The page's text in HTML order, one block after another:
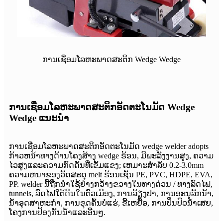
ການເຊື່ອມໂລຫະພາດສະຕິກ Wedge Wedge
ການເຊື່ອມໂລຫະພາດສະຕິກອັດຕະໂນມັດ Wedge
Wedge ແນະນໍາ
ການເຊື່ອມໂລຫະພາດສະຕິກອັດຕະໂນມັດ wedge welder adopts
ກ້າວຫນ້າທາງດ້ານໂຄງສ້າງ wedge ຮ້ອນ, ມີພະລັງງານສູງ, ຄວາມ
ໄວສູງແລະຄວາມກົດດັນທີ່ເຂັ້ມແຂງ; ເຫມາະສໍາລັບ 0.2-3.0mm
ຄວາມຫນາຂອງວັດສະດຸ melt ຮ້ອນເຊັ່ນ PE, PVC, HDPE, EVA,
PP. welder ນີ້ຖືກນໍາໃຊ້ຢ່າງກວ້າງຂວາງໃນທາງດ່ວນ / ທາງລົດໄຟ,
tunnels, ລົດໄຟໃຕ້ດິນໃນຕົວເມືອງ, ການລ້ຽງປາ, ການອະນຸລັກນ້ໍາ,
ນ້ໍາອຸດສາຫະກໍາ, ການຂຸດຄົ້ນບໍ່ແຮ່, ຂີ້ເຫຍື້ອ, ການປິ່ນປົວນ້ໍາເສຍ,
ໂຄງການປ້ອງກັນນ້ໍາແລະອື່ນໆ.